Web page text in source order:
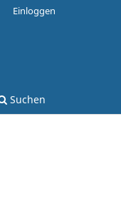
Suchen
Einloggen